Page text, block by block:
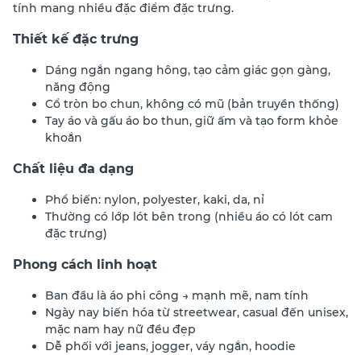
tính mang nhiều đặc điểm đặc trưng.
Thiết kế đặc trưng
Dáng ngắn ngang hông, tạo cảm giác gọn gàng,
năng động
Cổ tròn bo chun, không có mũ (bản truyền thống)
Tay áo và gấu áo bo thun, giữ ấm và tạo form khỏe
khoắn
Chất liệu đa dạng
Phổ biến: nylon, polyester, kaki, da, nỉ
Thường có lớp lót bên trong (nhiều áo có lót cam
đặc trưng)
Phong cách linh hoạt
Ban đầu là áo phi công → mạnh mẽ, nam tính
Ngày nay biến hóa từ streetwear, casual đến unisex,
mặc nam hay nữ đều đẹp
Dễ phối với jeans, jogger, váy ngắn, hoodie